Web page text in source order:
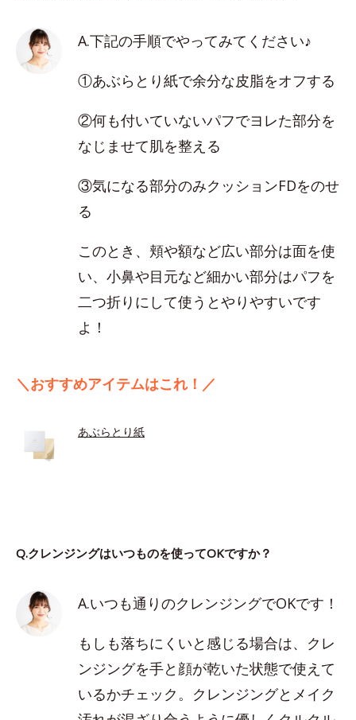
A.下記の手順でやってみてください♪
①あぶらとり紙で余分な皮脂をオフする
②何も付いていないパフでヨレた部分を
なじませて肌を整える
③気になる部分のみクッションFDをのせ
る
このとき、頬や額など広い部分は面を使
い、小鼻や目元など細かい部分はパフを
二つ折りにして使うとやりやすいです
よ！
＼おすすめアイテムはこれ！／
あぶらとり紙
Q.クレンジングはいつものを使ってOKですか？
A.いつも通りのクレンジングでOKです！
もしも落ちにくいと感じる場合は、クレ
ンジングを手と顔が乾いた状態で使えて
いるかチェック。クレンジングとメイク